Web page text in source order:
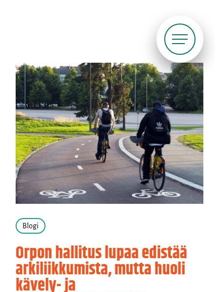
Blogi
Orpon hallitus lupaa edistää
arkiliikkumista, mutta huoli
kävely- ja